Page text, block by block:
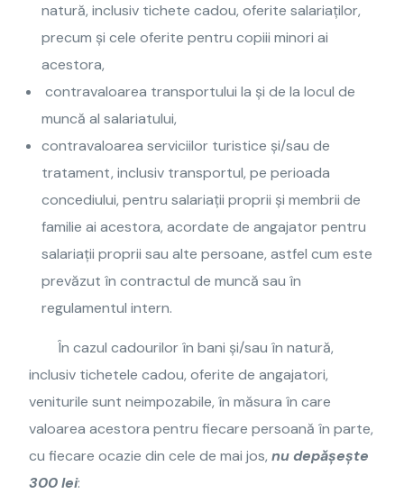
natură, inclusiv tichete cadou, oferite salariaților,
precum și cele oferite pentru copiii minori ai
acestora,
contravaloarea transportului la și de la locul de
muncă al salariatului,
contravaloarea serviciilor turistice și/sau de
tratament, inclusiv transportul, pe perioada
concediului, pentru salariații proprii și membrii de
familie ai acestora, acordate de angajator pentru
salariații proprii sau alte persoane, astfel cum este
prevăzut în contractul de muncă sau în
regulamentul intern.
În cazul cadourilor în bani și/sau în natură,
inclusiv tichetele cadou, oferite de angajatori,
veniturile sunt neimpozabile, în măsura în care
valoarea acestora pentru fiecare persoană în parte,
cu fiecare ocazie din cele de mai jos,nu depășește
300 lei: